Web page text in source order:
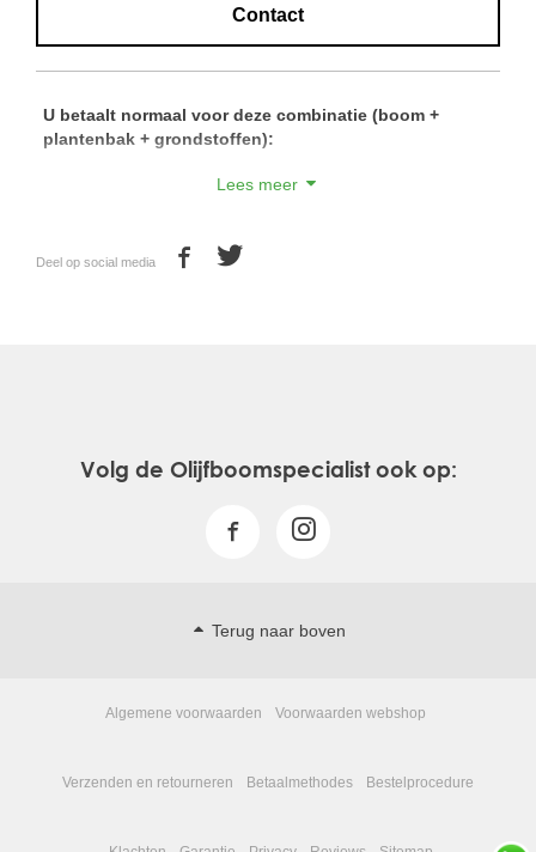
Contact
U betaalt normaal voor deze combinatie (boom +
plantenbak + grondstoffen):
1 stuk Olea europea 15/20 cm stamomtrek laag vertakt €
189,- incl. btw
Lees meer
Deel op social media
Volg de Olijfboomspecialist ook op:
Terug naar boven
Algemene voorwaarden Voorwaarden webshop
Verzenden en retourneren Betaalmethodes Bestelprocedure